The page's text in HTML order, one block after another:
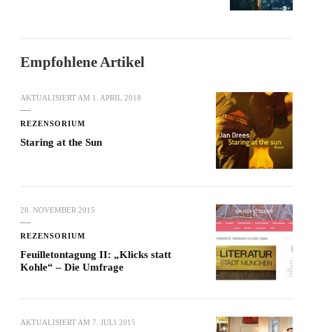
Empfohlene Artikel
AKTUALISIERT AM 1. APRIL 2018
REZENSORIUM
Staring at the Sun
28. NOVEMBER 2015
REZENSORIUM
Feuilletontagung II: „Klicks statt
Kohle“ – Die Umfrage
AKTUALISIERT AM 7. JULI 2015